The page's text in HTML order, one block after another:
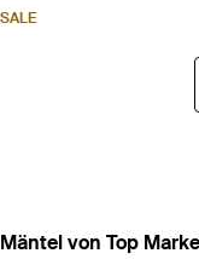
SALE
Mäntel von Top